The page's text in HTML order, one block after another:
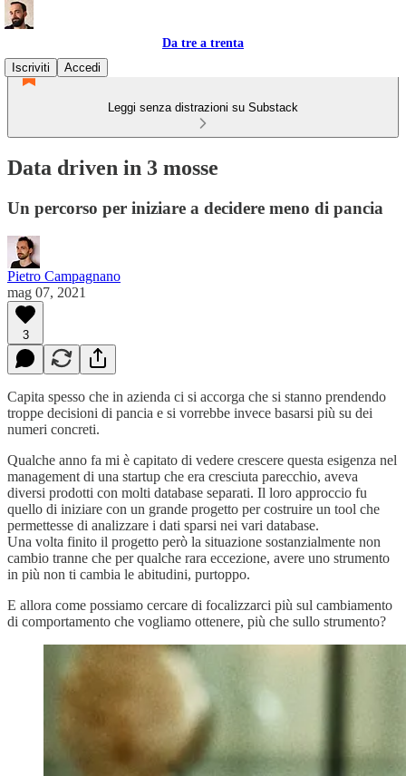
Da tre a trenta
Iscriviti
Accedi
Leggi senza distrazioni su Substack
Data driven in 3 mosse
Un percorso per iniziare a decidere meno di pancia
Pietro Campagnano
mag 07, 2021
3
Capita spesso che in azienda ci si accorga che si stanno prendendo
troppe decisioni di pancia e si vorrebbe invece basarsi più su dei
numeri concreti.
Qualche anno fa mi è capitato di vedere crescere questa esigenza nel
management di una startup che era cresciuta parecchio, aveva
diversi prodotti con molti database separati. Il loro approccio fu
quello di iniziare con un grande progetto per costruire un tool che
permettesse di analizzare i dati sparsi nei vari database.
Una volta finito il progetto però la situazione sostanzialmente non
cambio tranne che per qualche rara eccezione, avere uno strumento
in più non ti cambia le abitudini, purtoppo.
E allora come possiamo cercare di focalizzarci più sul cambiamento
di comportamento che vogliamo ottenere, più che sullo strumento?